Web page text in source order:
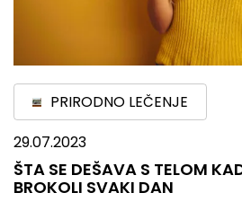
PRIRODNO LEČENJE
29.07.2023
ŠTA SE DEŠAVA S TELOM
BROKOLI SVAKI DAN